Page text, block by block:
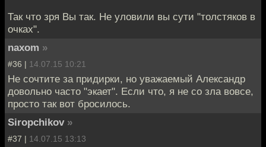
Так что зря Вы так. Не уловили вы сути "толстяков в
очках".
naxom »
#36 | 14.07.15 10:21
Не сочтите за придирки, но уважаемый Александр
довольно часто "экает". Если что, я не со зла вовсе,
просто так вот бросилось.
Siropchikov »
#37 | 14.07.15 13:13